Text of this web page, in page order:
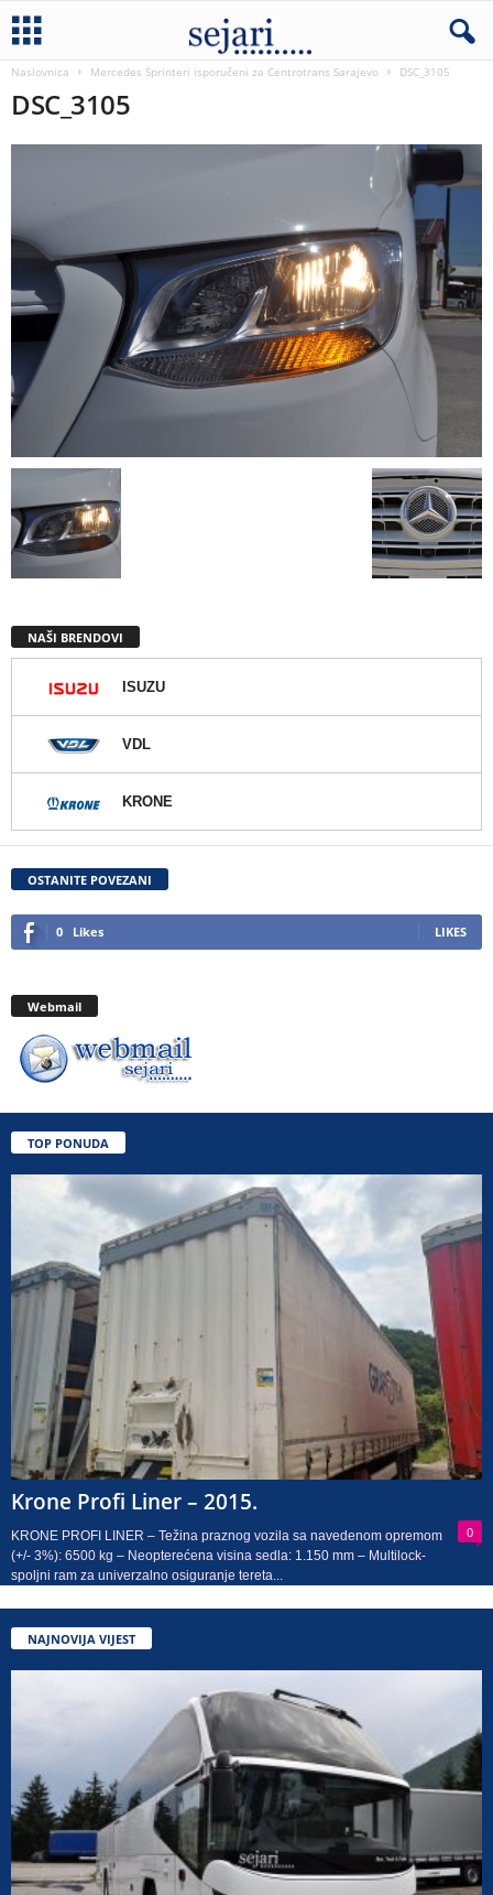
Naslovnica Mercedes Sprinteri isporučeni za Centrotrans Sarajevo DSC_3105
DSC_3105
NAŠI BRENDOVI
ISUZU
VDL
KRONE
OSTANITE POVEZANI
0 Likes LIKES
Webmail
TOP PONUDA
Krone Profi Liner – 2015.
0
KRONE PROFI LINER – Težina praznog vozila sa navedenom opremom
(+/- 3%): 6500 kg – Neopterećena visina sedla: 1.150 mm – Multilock-
spoljni ram za univerzalno osiguranje tereta...
NAJNOVIJA VIJEST